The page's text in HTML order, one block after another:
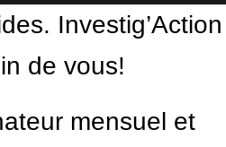
Investig’Action
de vous!
mensuel et